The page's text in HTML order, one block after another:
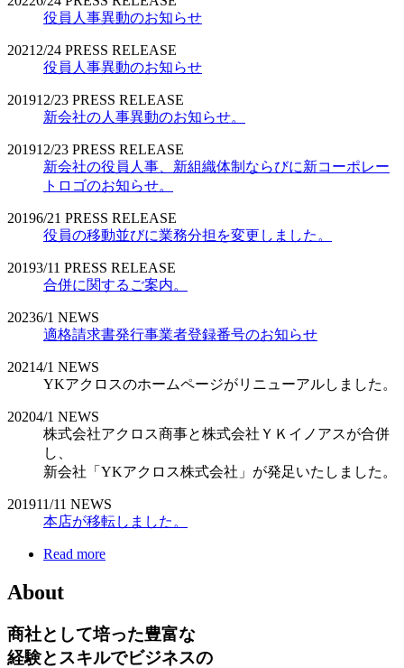
役員人事異動のお知らせ
2021 2/24 PRESS RELEASE
役員人事異動のお知らせ
201912/23 PRESS RELEASE
新会社の人事異動のお知らせ。
201912/23 PRESS RELEASE
新会社の役員人事、新組織体制ならびに新コーポレー
トロゴのお知らせ。
20196/21 PRESS RELEASE
役員の移動並びに業務分担を変更しました。
20193/11 PRESS RELEASE
合併に関するご案内。
20236/1 NEWS
適格請求書発行事業者登録番号のお知らせ
20214/1 NEWS
YKアクロスのホームページがリニューアルしました。
20204/1 NEWS
株式会社アクロス商事と株式会社ＹＫイノアスが合併
し、
新会社「YKアクロス株式会社」が発足いたしました。
201911/11 NEWS
本店が移転しました。
Read more
About
商社として培った豊富な
経験とスキルでビジネスの